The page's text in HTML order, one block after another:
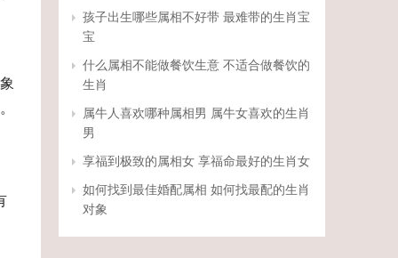
孩子出生哪些属相不好带 最难带的生肖宝
宝
什么属相不能做餐饮生意 不适合做餐饮的
生肖
属牛人喜欢哪种属相男 属牛女喜欢的生肖
男
享福到极致的属相女 享福命最好的生肖女
如何找到最佳婚配属相 如何找最配的生肖
对象